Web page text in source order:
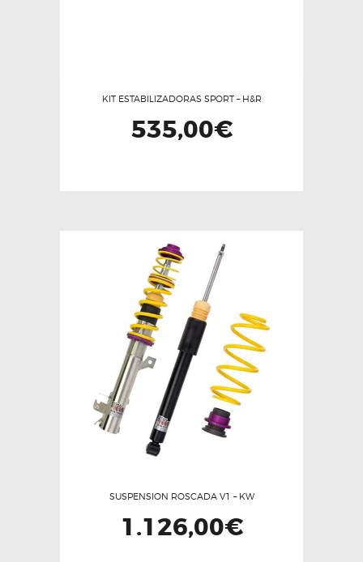
KIT ESTABILIZADORAS SPORT – H&R
535,00€
SUSPENSION ROSCADA V1 – KW
1.126,00€